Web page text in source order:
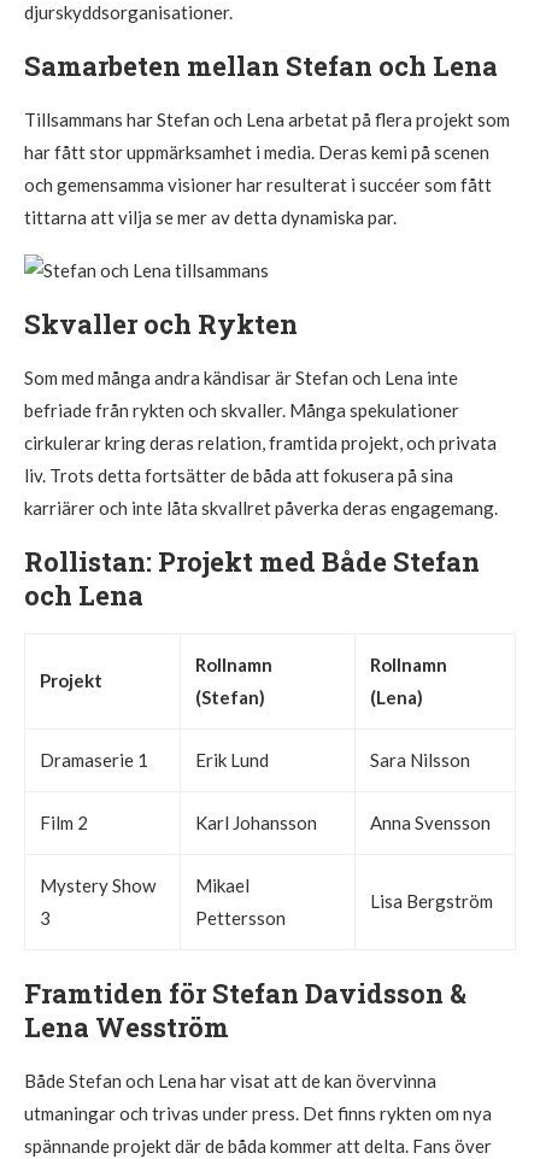
djurskyddsorganisationer.
Samarbeten mellan Stefan och Lena
Tillsammans har Stefan och Lena arbetat på flera projekt som
har fått stor uppmärksamhet i media. Deras kemi på scenen
och gemensamma visioner har resulterat i succéer som fått
tittarna att vilja se mer av detta dynamiska par.
Skvaller och Rykten
Som med många andra kändisar är Stefan och Lena inte
befriade från rykten och skvaller. Många spekulationer
cirkulerar kring deras relation, framtida projekt, och privata
liv. Trots detta fortsätter de båda att fokusera på sina
karriärer och inte låta skvallret påverka deras engagemang.
Rollistan: Projekt med Både Stefan
och Lena
Projekt
Rollnamn
(Stefan)
Rollnamn
(Lena)
Dramaserie 1 Erik Lund Sara Nilsson
Film 2 Karl Johansson Anna Svensson
Mystery Show
3
Mikael
Pettersson
Lisa Bergström
Framtiden för Stefan Davidsson &
Lena Wesström
Både Stefan och Lena har visat att de kan övervinna
utmaningar och trivas under press. Det finns rykten om nya
spännande projekt där de båda kommer att delta. Fans över